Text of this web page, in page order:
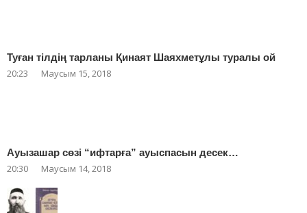
Туған тілдің тарланы Қинаят Шаяхметұлы туралы ой
20:23 Маусым 15, 2018
Ауызашар сөзі “ифтарға” ауыспасын десек…
20:30 Маусым 14, 2018